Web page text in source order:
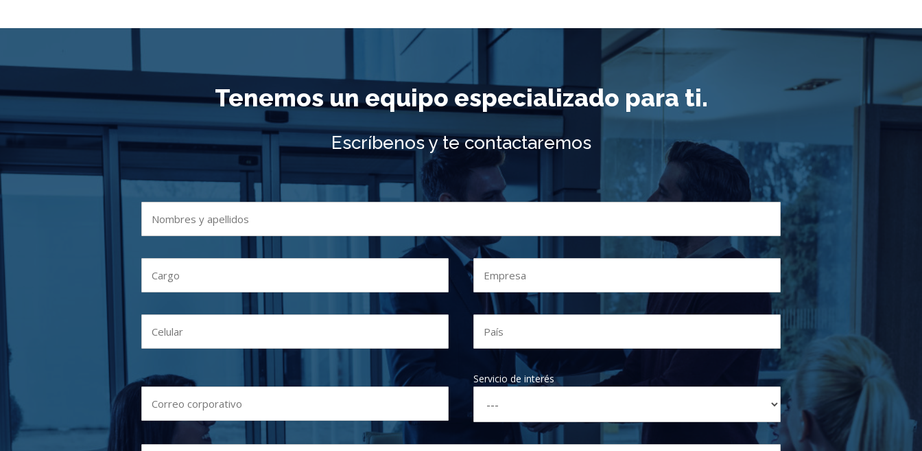
Tenemos un equipo especializado para ti.
Escríbenos y te contactaremos
Servicio de interés